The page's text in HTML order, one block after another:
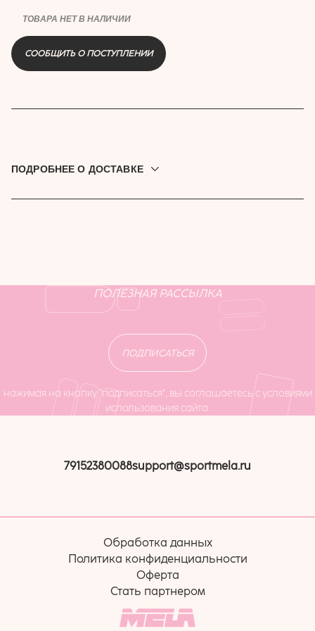
ТОВАРА НЕТ В НАЛИЧИИ
СООБЩИТЬ О ПОСТУПЛЕНИИ
ПОДРОБНЕЕ О ДОСТАВКЕ
Доставляем по всей России. Привезём до дверей, в
ПОЛЕЗНАЯ РАССЫЛКА
ПОДПИСАТЬСЯ
нажимая на кнопку “подписаться”, вы соглашаетесь с условиями
использования сайта.
79152380088support@sportmela.ru
Обработка данных
Политика конфиденциальности
Оферта
Стать партнером